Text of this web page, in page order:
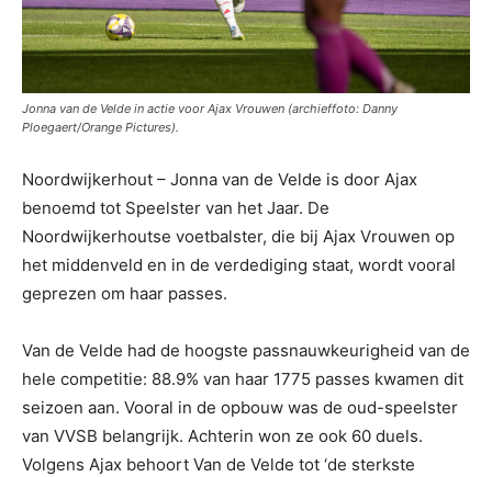
Jonna van de Velde in actie voor Ajax Vrouwen (archieffoto: Danny
Ploegaert/Orange Pictures).
Noordwijkerhout – Jonna van de Velde is door Ajax
benoemd tot Speelster van het Jaar. De
Noordwijkerhoutse voetbalster, die bij Ajax Vrouwen op
het middenveld en in de verdediging staat, wordt vooral
geprezen om haar passes.
Van de Velde had de hoogste passnauwkeurigheid van de
hele competitie: 88.9% van haar 1775 passes kwamen dit
seizoen aan. Vooral in de opbouw was de oud-speelster
van VVSB belangrijk. Achterin won ze ook 60 duels.
Volgens Ajax behoort Van de Velde tot ‘de sterkste